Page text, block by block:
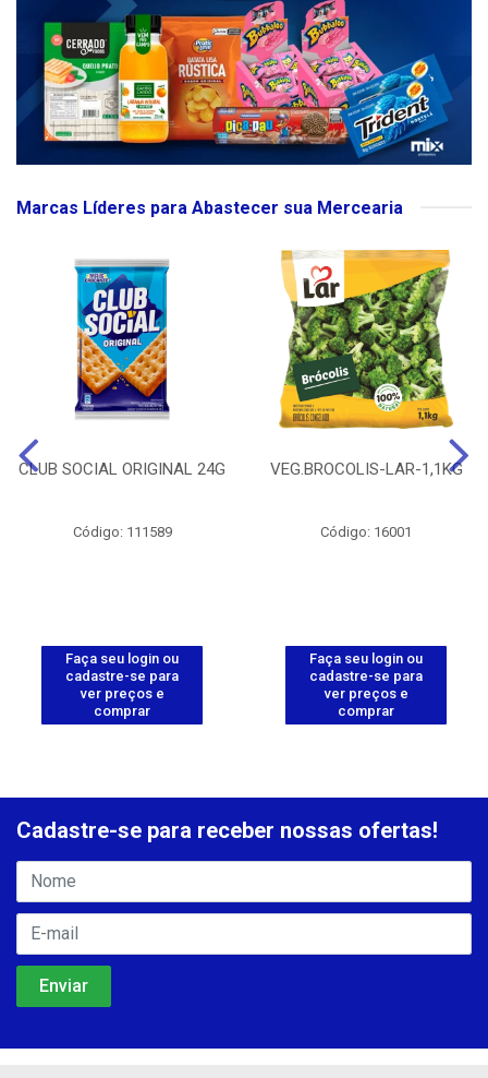
Marcas Líderes para Abastecer sua Mercearia
CLUB SOCIAL ORIGINAL 24G
Código: 111589
Faça seu login ou
cadastre-se para
ver preços e
comprar
VEG.BROCOLIS-LAR-1,1KG
Código: 16001
Faça seu login ou
cadastre-se para
ver preços e
comprar
Cadastre-se para receber nossas ofertas!